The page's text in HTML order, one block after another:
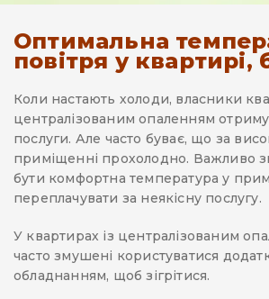
Оптимальна
повітря у квартирі,
Коли настають холоди, власники
централізованим опаленням
послуги. Але часто буває, що за
приміщенні прохолодно. Важливо
бути комфортна температура у
переплачувати за неякісну послугу.
У квартирах із централізованим
часто змушені користуватися
обладнанням, щоб зігрітися.